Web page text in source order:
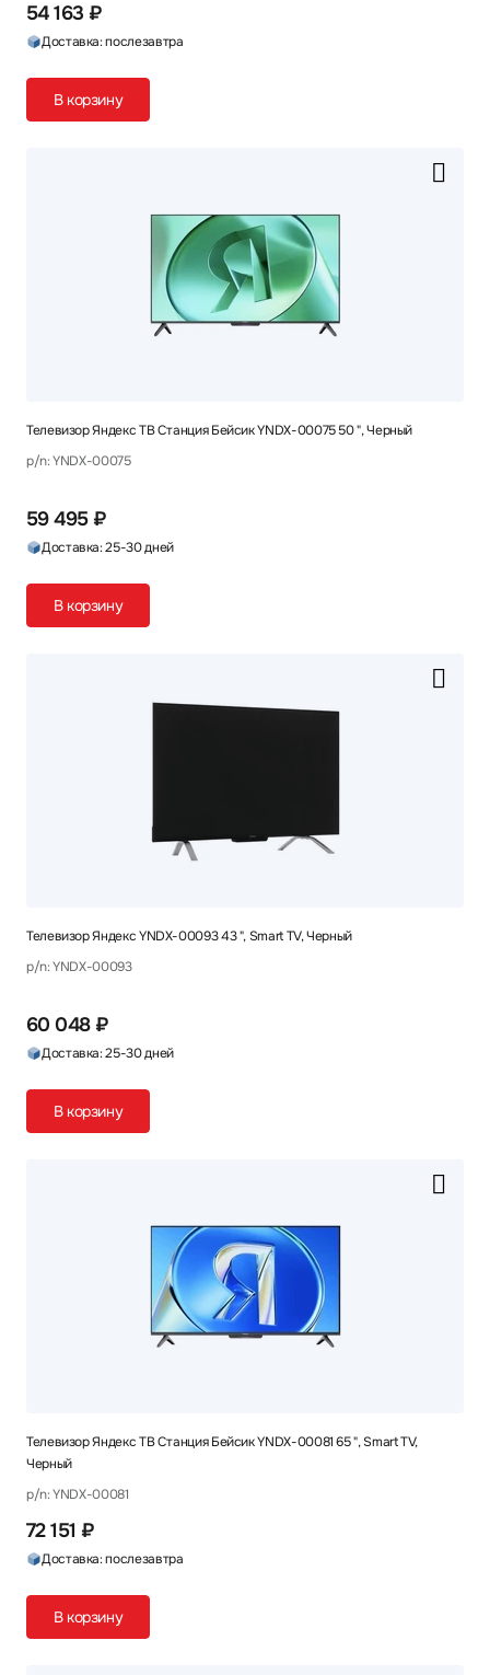
54 163 ₽
Доставка: послезавтра
В корзину
Телевизор Яндекс ТВ Станция Бейсик YNDX-00075 50 ", Черный
p/n: YNDX-00075
59 495 ₽
Доставка: 25-30 дней
В корзину
Телевизор Яндекс YNDX-00093 43 ", Smart TV, Черный
p/n: YNDX-00093
60 048 ₽
Доставка: 25-30 дней
В корзину
Телевизор Яндекс ТВ Станция Бейсик YNDX-00081 65 ", Smart TV,
Черный
p/n: YNDX-00081
72 151 ₽
Доставка: послезавтра
В корзину